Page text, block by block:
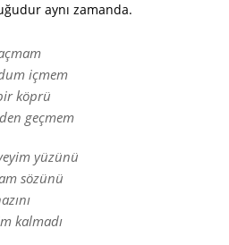
aynı zamanda.
içmem
köprü
geçmem
yüzünü
sözünü
kalmadı